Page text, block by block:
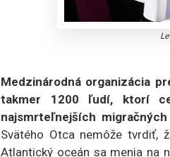
Medzinárodná organizácia
takmer 1200 ľudí, ktorí
najsmrteľnejších
Svätého Otca nemôže tvrdiť,
Atlantický oceán sa menia na